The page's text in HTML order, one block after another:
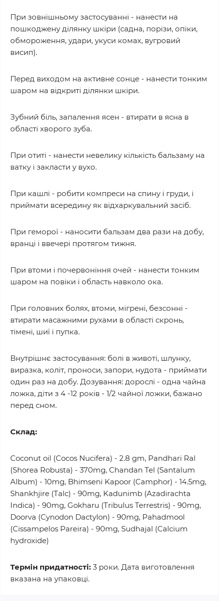
При зовнішньому застосуванні - нанести на
пошкоджену ділянку шкіри (садна, порізи, опіки,
обмороження, удари, укуси комах, вугровий
висип).
Перед виходом на активне сонце - нанести тонким
шаром на відкриті ділянки шкіри.
Зубний біль, запалення ясен - втирати в ясна в
області хворого зуба.
При отиті - нанести невелику кількість бальзаму на
ватку і закласти у вухо.
При кашлі - робити компреси на спину і груди, і
приймати всередину як відхаркувальний засіб.
При геморої - наносити бальзам два рази на добу,
вранці і ввечері протягом тижня.
При втоми і почервоніння очей - нанести тонким
шаром на повіки і область навколо ока.
При головних болях, втоми, мігрені, безсонні -
втирати масажними рухами в області скронь,
тімені, шиї і пупка.
Внутрішнє застосування: болі в животі, шлунку,
виразка, коліт, проноси, запори, нудота - приймати
один раз на добу. Дозування: дорослі - одна чайна
ложка, діти з 4 -12 років - 1/2 чайної ложки, бажано
перед сном.
Склад:
Coconut oil (Cocos Nucifera) - 2.8 gm, Pandhari Ral
(Shorea Robusta) - 370mg, Chandan Tel (Santalum
Album) - 10mg, Bhimseni Kapoor (Camphor) - 14.5mg,
Shankhjire (Talc) - 90mg, Kadunimb (Azadirachta
Indica) - 90mg, Gokharu (Tribulus Terrestris) - 90mg,
Doorva (Cynodon Dactylon) - 90mg, Pahadmool
(Cissampelos Pareira) - 90mg, Sudhajal (Calcium
hydroxide)
Термін придатності: 3 роки. Дата виготовлення
вказана на упаковці.